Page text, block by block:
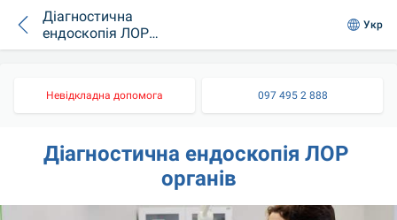
Діагностична
ендоскопія ЛОР
органів
Укр
Невідкладна допомога 097 495 2 888
Діагностична ендоскопія ЛОР
органів